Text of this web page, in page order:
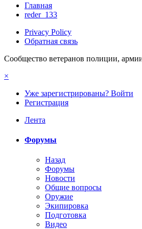
Главная
reder_133
Privacy Policy
Обратная связь
Сообщество ветеранов полиции,
×
Уже зарегистрированы? Войти
Регистрация
Лента
Форумы
Назад
Форумы
Новости
Общие вопросы
Оружие
Экипировка
Подготовка
Видео